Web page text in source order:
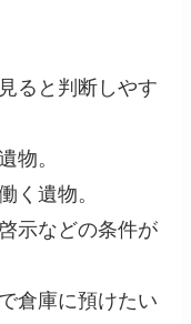
ると判断しやす
物。
く遺物。
示などの条件が
倉庫に預けたい